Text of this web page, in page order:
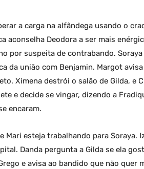
a carga na alfândega usando o
aconselha Deodora a ser mais
por suspeita de contrabando.
da união com Benjamin. Margot
Ximena destrói o salão de Gilda, e
e decide se vingar, dizendo a
encaram.
Mari esteja trabalhando para Soraya.
Danda pergunta a Gilda se ela
e avisa ao bandido que não quer